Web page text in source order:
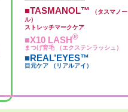
■TASMANOL™ （タスマノー
ル）
ストレッチマークケア
■X10 LASH®
まつげ育毛 （エクステンラッシュ）
■REAL’EYES™
目元ケア （リアルアイ）